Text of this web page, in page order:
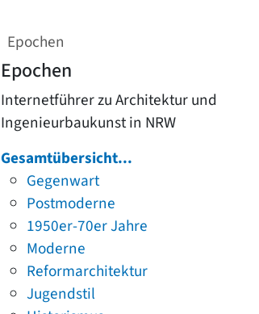
Epochen
Epochen
Internetführer zu Architektur und
Ingenieurbaukunst in NRW
Gesamtübersicht...
Gegenwart
Postmoderne
1950er-70er Jahre
Moderne
Reformarchitektur
Jugendstil